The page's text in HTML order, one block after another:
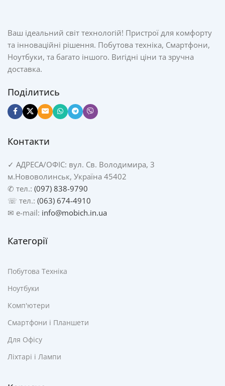
Ваш ідеальний світ технологій! Пристрої для комфорту
та інноваційні рішення. Побутова техніка, Смартфони,
Ноутбуки, та багато іншого. Вигідні ціни та зручна
доставка.
Поділитись
Контакти
✓ АДРЕСА/ОФІС: вул. Св. Володимира, 3
м.Нововолинськ, Україна 45402
✆ тел.: (097) 838-9790
☏ тел.: (063) 674-4910
✉ e-mail: info@mobich.in.ua
Категорії
Побутова Техніка
Ноутбуки
Комп'ютери
Смартфони і Планшети
Для Офісу
Ліхтарі і Лампи